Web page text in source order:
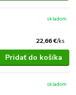
22,66 €/ks
skladom
Pridať do košíka
skladom